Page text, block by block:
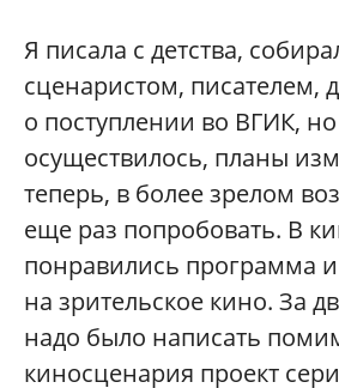
Я писала с детства,
сценаристом, писателем,
о поступлении во ВГИК,
осуществилось, планы
теперь, в более зрелом
еще раз попробовать. В
понравились программа
на зрительское кино. За
надо было написать
киносценария проект